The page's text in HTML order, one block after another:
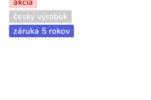
český výrobok
záruka 5 rokov